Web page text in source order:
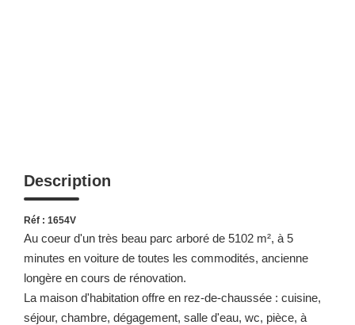
Description
Réf : 1654V
Au coeur d'un très beau parc arboré de 5102 m², à 5
minutes en voiture de toutes les commodités, ancienne
longère en cours de rénovation.
La maison d'habitation offre en rez-de-chaussée : cuisine,
séjour, chambre, dégagement, salle d'eau, wc, pièce, à